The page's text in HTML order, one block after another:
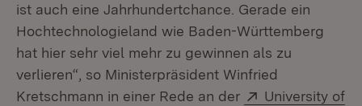
ist auch eine Jahrhundertchance. Gerade ein
Hochtechnologieland wie Baden-Württemberg
hat hier sehr viel mehr zu gewinnen als zu
verlieren“, so Ministerpräsident Winfried
Kretschmann in einer Rede an der
Extern:
University of